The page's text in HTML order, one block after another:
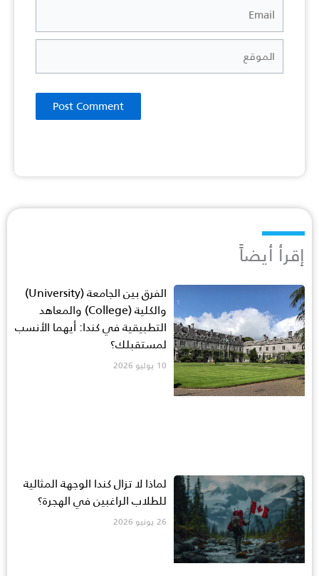
إقرأ أيضاً
الفرق بين الجامعة (University)
والكلية (College) والمعاهد
التطبيقية في كندا: أيهما الأنسب
لمستقبلك؟
10 يوليو 2026
لماذا لا تزال كندا الوجهة المثالية
للطلاب الراغبين في الهجرة؟
26 يونيو 2026